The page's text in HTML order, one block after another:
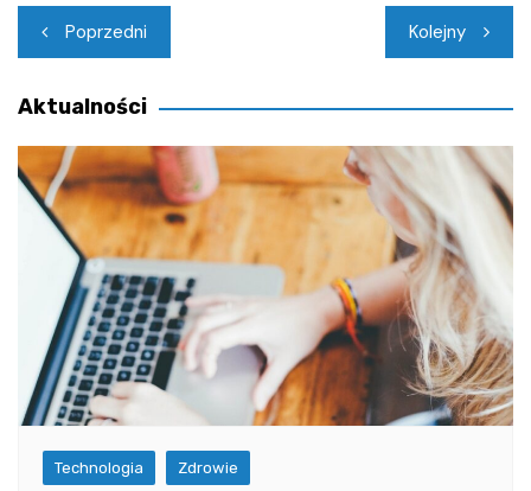
Nawigacja
wpisu
Poprzedni Kolejny
Aktualności
Technologia Zdrowie